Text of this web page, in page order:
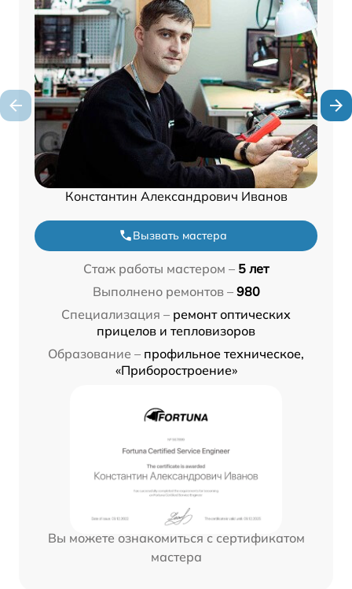
Константин Александрович Иванов
Вызвать мастера
Стаж работы мастером – 5 лет
Выполнено ремонтов – 980
Специализация – ремонт оптических
прицелов и тепловизоров
Образование – профильное техническое,
«Приборостроение»
Вы можете ознакомиться с сертификатом
мастера